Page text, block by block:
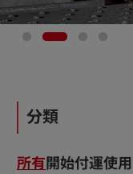
分類
所有開始付運使